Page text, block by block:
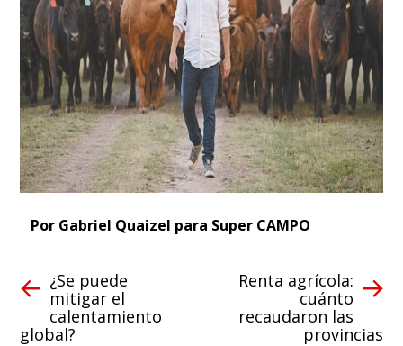
Por Gabriel Quaizel para Super CAMPO
¿Se puede
mitigar el
calentamiento
global?
Renta agrícola:
cuánto
recaudaron las
provincias